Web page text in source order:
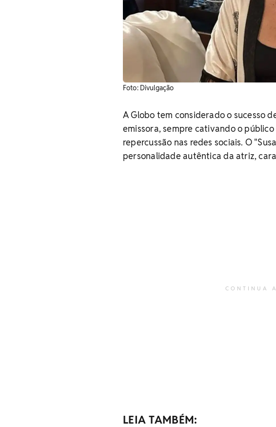
​Foto: Divulgação
A Globo tem considerado o sucesso
emissora, sempre cativando o
repercussão nas redes sociais. O
personalidade autêntica da atriz,
CONTINUA
LEIA TAMBÉM: